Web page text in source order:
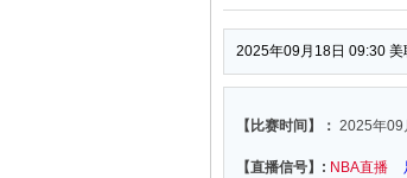
2025年09月18日 09:30 美
【比赛时间】： 2025年09
【直播信号】: NBA直播